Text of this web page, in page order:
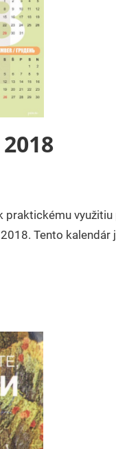
využitiu
Tento